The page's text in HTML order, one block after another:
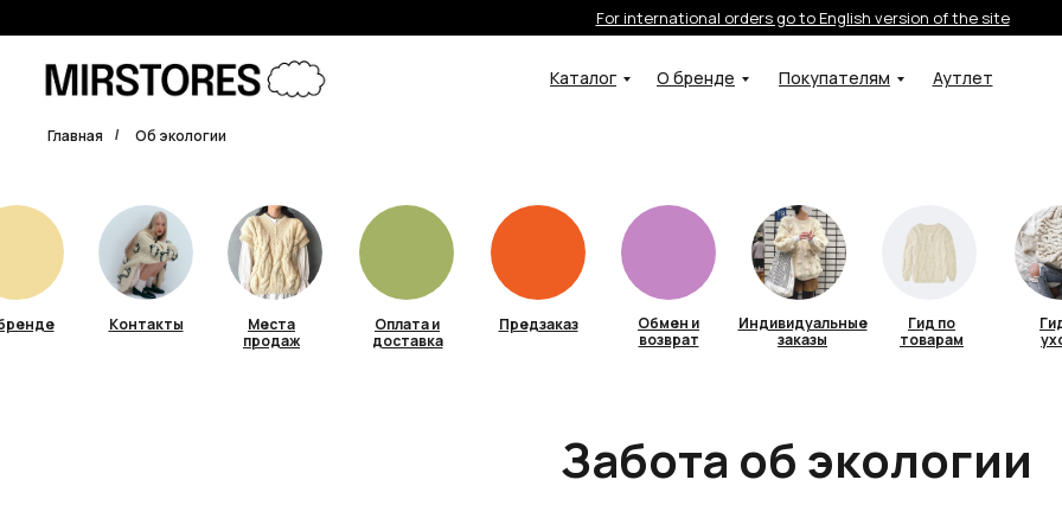
Каталог Покупателям Аутлет
О бренде
For international orders go to English version of the site
Главная / Об экологии
Места
продаж
Оплата и
доставка
Предзаказ
Обмен и
возврат
Индивидуальные
заказы
Гид по
товарам
Контакты
Забота об экологии